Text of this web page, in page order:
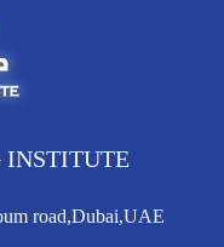
INSTITUTE
road,Dubai,UAE